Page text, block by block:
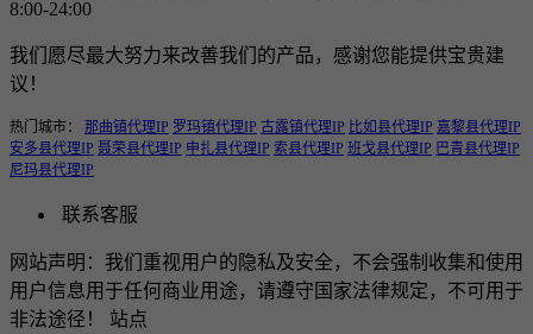
8:00-24:00
我们愿尽最大努力来改善我们的产品，感谢您能提供宝贵建
议！
热门城市： 那曲镇代理IP 罗玛镇代理IP 古露镇代理IP 比如县代理IP 嘉黎县代理IP
安多县代理IP 聂荣县代理IP 申扎县代理IP 索县代理IP 班戈县代理IP 巴青县代理IP
尼玛县代理IP
联系客服
网站声明：我们重视用户的隐私及安全，不会强制收集和使用
用户信息用于任何商业用途，请遵守国家法律规定，不可用于
非法途径！ 站点